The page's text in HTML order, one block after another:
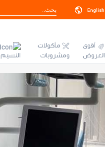
English
أقوى
العروض
مأكولات
ومشروبات
النسيم